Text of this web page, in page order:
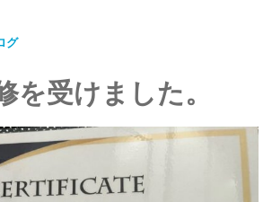
グ
炊き配管
グ
洗濯機クリーニング
ング
空気清浄機クリーニング
グ
を受けました。